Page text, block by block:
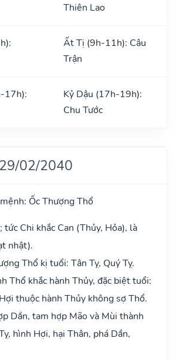
Thiên Lao
Ất Tị (9h-11h): Câu
Trận
17h):
Kỷ Dậu (17h-19h):
Chu Tước
02/2040
Ốc Thượng Thổ
Chi khắc Can (Thủy, Hỏa), là
nhật).
Thổ kị tuổi: Tân Tỵ, Quý Tỵ.
Thổ khắc hành Thủy, đặc biệt tuổi:
thuộc hành Thủy không sợ Thổ.
Dần, tam hợp Mão và Mùi thành
hình Hợi, hại Thân, phá Dần,